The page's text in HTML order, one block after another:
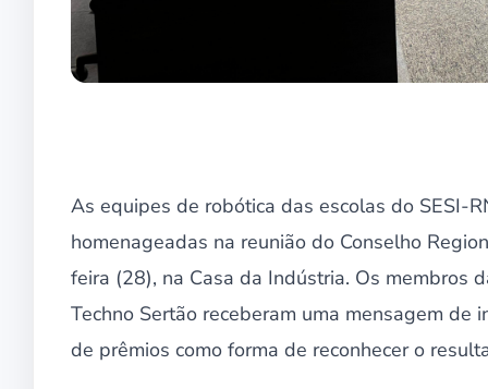
As equipes de robótica das escolas do SESI-
homenageadas na reunião do Conselho
feira (28), na Casa da Indústria. Os membros
Techno Sertão receberam uma mensagem de
de prêmios como forma de reconhecer o